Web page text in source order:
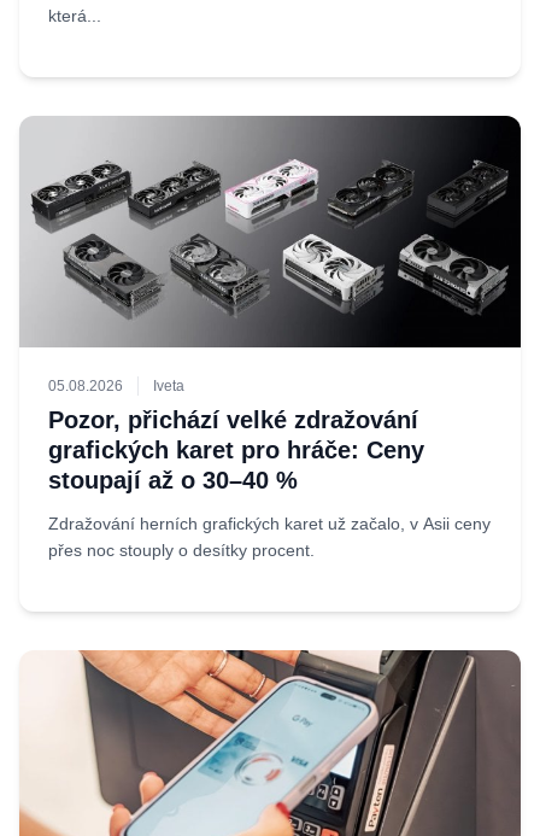
která...
05.08.2026 Iveta
Pozor, přichází velké zdražování
grafických karet pro hráče: Ceny
stoupají až o 30–40 %
Zdražování herních grafických karet už začalo, v Asii ceny
přes noc stouply o desítky procent.